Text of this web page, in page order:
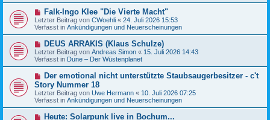
r
a
g
B
i
t
r
a
g
N
e
u
e
B
e
i
t
a
g
Falk-Ingo Klee "Die Vierte Macht"
Letzter Beitrag von CWoehli « 24. Juli 2026 15:53
Verfasst in Ankündigungen und Neuerscheinungen
N
e
u
e
B
e
i
t
r
a
DEUS ARRAKIS (Klaus Schulze)
Letzter Beitrag von Andreas Simon « 15. Juli 2026 14:43
Verfasst in Dune – Der Wüstenplanet
N
e
u
e
r
B
Der emotional nicht unterstützte Staubsaugerbesitzer - c't
Story Nummer 18
Letzter Beitrag von Uwe Hermann « 10. Juli 2026 07:25
Verfasst in Ankündigungen und Neuerscheinungen
NHeute: Solarpunk live in Bochum...